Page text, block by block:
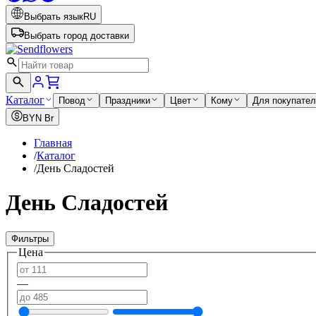
Выбрать языкRU
Выбрать город доставки
Каталог Повод Праздники Цвет Кому
Для
BYN Br
Главная
/Каталог
/День Сладостей
День Сладостей
Фильтры
Цена
—